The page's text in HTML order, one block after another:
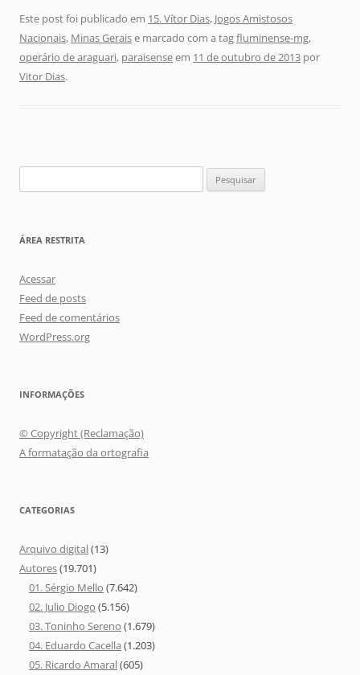
Este post foi publicado em 15. Vítor Dias, Jogos Amistosos
Nacionais, Minas Geraise marcado com a tagfluminense-mg,
operário de araguari, paraisenseem 11 de outubro de 2013 por
Vitor Dias.
por:
ÁREA RESTRITA
Acessar
Feed de posts
Feed de comentários
WordPress.org
INFORMAÇÕES
© Copyright (Reclamação)
A formatação da ortografia
CATEGORIAS
Arquivo digital(13)
Autores(19.701)
01. Sérgio Mello (7.642)
02. Julio Diogo (5.156)
03. Toninho Sereno (1.679)
04. Eduardo Cacella (1.203)
05. Ricardo Amaral(605)